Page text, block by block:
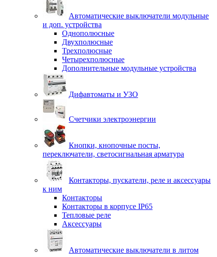
Автоматические выключатели модульные
и доп. устройства
Однополюсные
Двухполюсные
Трехполюсные
Четырехполюсные
Дополнительные модульные устройства
Дифавтоматы и УЗО
Счетчики электроэнергии
Кнопки, кнопочные посты,
переключатели, светосигнальная арматура
Контакторы, пускатели, реле и аксессуары
к ним
Контакторы
Контакторы в корпусе IP65
Тепловые реле
Аксессуары
Автоматические выключатели в литом